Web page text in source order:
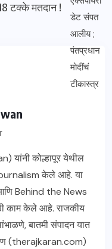
टक्के मतदान !
यांनी कोल्हापूर येथील
केले आहे. या
Behind the News
काम केले आहे. राजकीय
बातमी संपादन यात
(therajkaran.com)